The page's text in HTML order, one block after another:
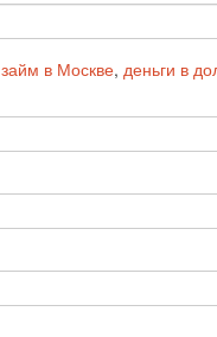
займ в Москве, деньги в